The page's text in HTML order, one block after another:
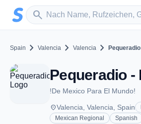
Zum Hauptinhalt springen
search
Sender suchen
Spain chevron_right Valencia chevron_right Valencia chevron_right Pequeradio
!De Mexico Para El Mundo!
placeValencia, Valencia, Spain
Mexican Regional
Spanish